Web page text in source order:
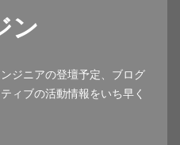
ン
ジニアの登壇予定、ブログ
ィブの活動情報をいち早く